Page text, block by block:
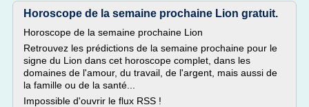
Horoscope de la semaine prochaine Lion gratuit.
Horoscope de la semaine prochaine Lion
Retrouvez les prédictions de la semaine prochaine pour le
signe du Lion dans cet horoscope complet, dans les
domaines de l'amour, du travail, de l'argent, mais aussi de
la famille ou de la santé...
Impossible d'ouvrir le flux RSS !